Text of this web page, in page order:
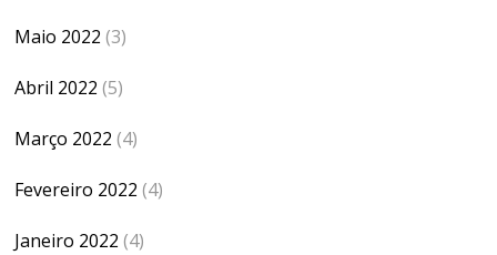
Maio 2022 (3)
Abril 2022 (5)
Março 2022 (4)
Fevereiro 2022 (4)
Janeiro 2022 (4)